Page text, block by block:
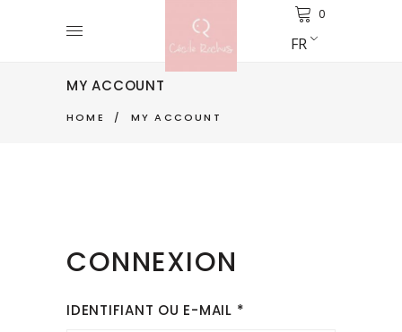
0
FR
MY ACCOUNT
HOME / MY ACCOUNT
CONNEXION
IDENTIFIANT OU E-MAIL *